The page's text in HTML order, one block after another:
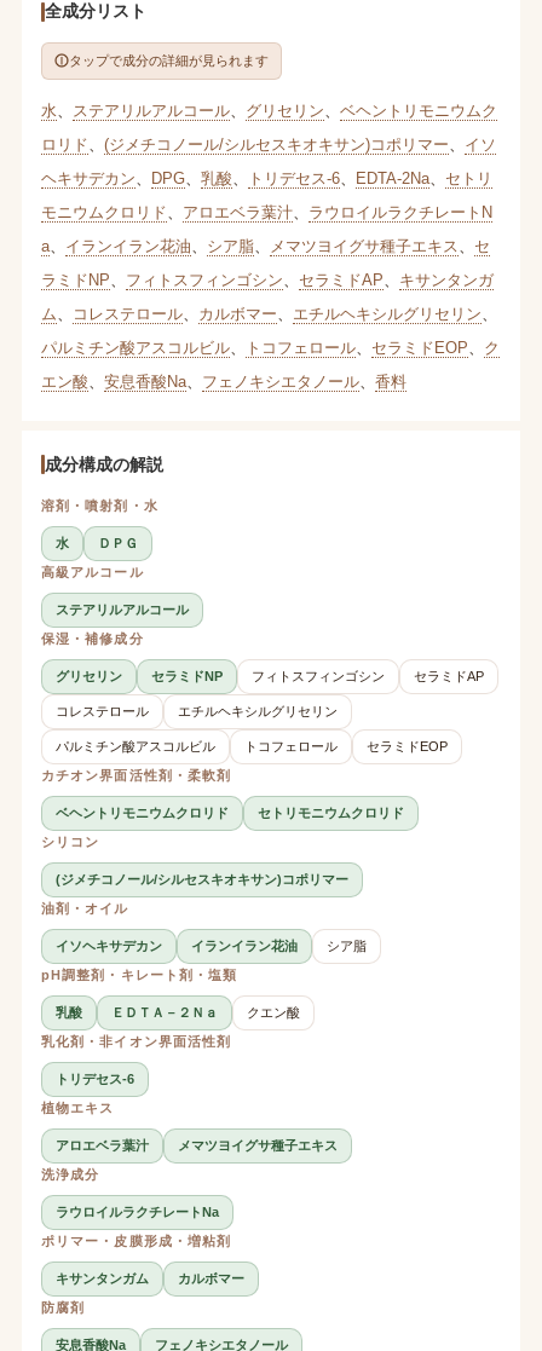
全成分リスト
タップで成分の詳細が見られます
水 ステアリルアルコール、 グリセリン
ベヘントリモニウムク
ロリド
(ジメチコノール/シルセスキオキサン)コポリマー
イソ
ヘキサデカン
DPG、 乳酸 トリデセス-6、 EDTA-2Na、 セトリ
モニウムクロリド
アロエベラ葉汁、 ラウロイルラクチレートN
a、 イランイラン花油 シア脂、 メマツヨイグサ種子エキス
セ
ラミドNP
フィトスフィンゴシン セラミドAP
キサンタンガ
ム
コレステロール、 カルボマー エチルヘキシルグリセリン
パルミチン酸アスコルビル、 トコフェロール、 セラミドEOP
ク
エン酸
安息香酸Na、 フェノキシエタノール、 香料
成分構成の解説
溶剤・噴射剤・水
水
ＤＰＧ
高級アルコール
ステアリルアルコール
保湿・補修成分
グリセリン セラミドNP フィトスフィンゴシン セラミドAP
コレステロール エチルヘキシルグリセリン
パルミチン酸アスコルビル トコフェロール
セラミドEOP
カチオン界面活性剤・柔軟剤
ベヘントリモニウムクロリド
セトリモニウムクロリド
シリコン
(ジメチコノール/シルセスキオキサン)コポリマー
油剤・オイル
イソヘキサデカン イランイラン花油
シア脂
pH調整剤・キレート剤・塩類
乳酸 ＥＤＴＡ－２Ｎａ
クエン酸
乳化剤・非イオン界面活性剤
トリデセス-6
植物エキス
アロエベラ葉汁
メマツヨイグサ種子エキス
洗浄成分
ラウロイルラクチレートNa
ポリマー・皮膜形成・増粘剤
キサンタンガム
カルボマー
防腐剤
安息香酸Na
フェノキシエタノール